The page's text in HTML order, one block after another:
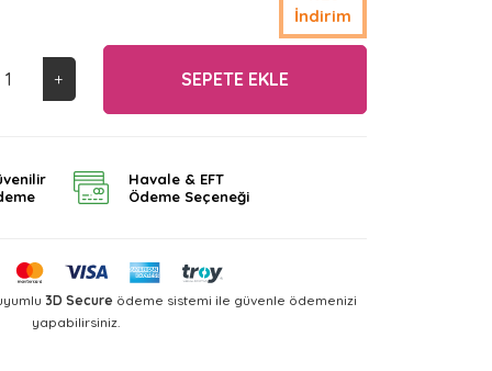
İndirim
+ SEPETE EKLE
Havale & EFT
Ödeme Seçeneği
3D Secure ödeme sistemi ile güvenle ödemenizi
yapabilirsiniz.